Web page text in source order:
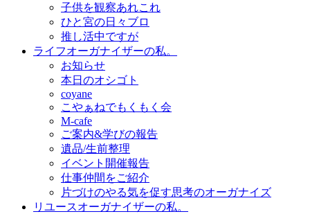
子供を観察あれこれ
ひと宮の日々ブロ
推し活中ですが
ライフオーガナイザーの私。
お知らせ
本日のオシゴト
coyane
こやぁねでもくもく会
M-cafe
ご案内&学びの報告
遺品/生前整理
イベント開催報告
仕事仲間をご紹介
片づけのやる気を促す思考のオーガナイズ
リユースオーガナイザーの私。